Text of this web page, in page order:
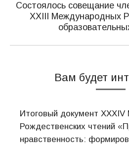
Состоялось совещание
XXIII Международных
Вам будет
Итоговый документ
Рождественских чтений
нравственность: